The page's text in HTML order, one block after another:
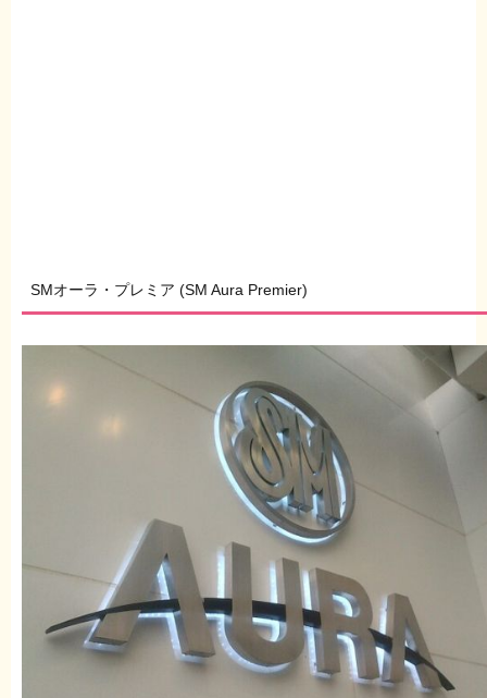
SMオーラ・プレミア (SM Aura Premier)